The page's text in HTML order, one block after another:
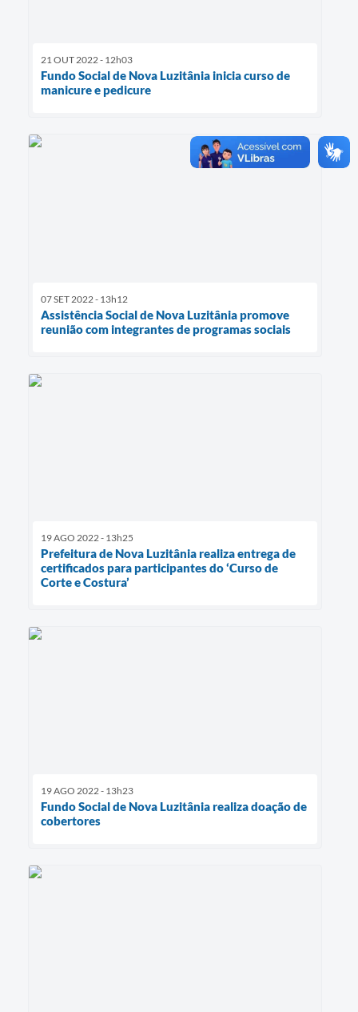
21 OUT 2022 - 12h03
Fundo Social de Nova Luzitânia inicia curso de
manicure e pedicure
07 SET 2022 - 13h12
Assistência Social de Nova Luzitânia promove
reunião com integrantes de programas sociais
19 AGO 2022 - 13h25
Prefeitura de Nova Luzitânia realiza entrega de
certificados para participantes do ‘Curso de
Corte e Costura’
19 AGO 2022 - 13h23
Fundo Social de Nova Luzitânia realiza doação de
cobertores